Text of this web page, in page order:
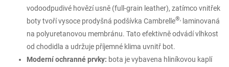
vodoodpudivé hovězí usně (full-grain leather), zatímco vnitřek
boty tvoří vysoce prodyšná podšívka Cambrelle®, laminovaná
na polyuretanovou membránu. Tato efektivně odvádí vlhkost
od chodidla a udržuje příjemné klima uvnitř bot.
Moderní ochranné prvky: bota je vybavena hliníkovou kaplí